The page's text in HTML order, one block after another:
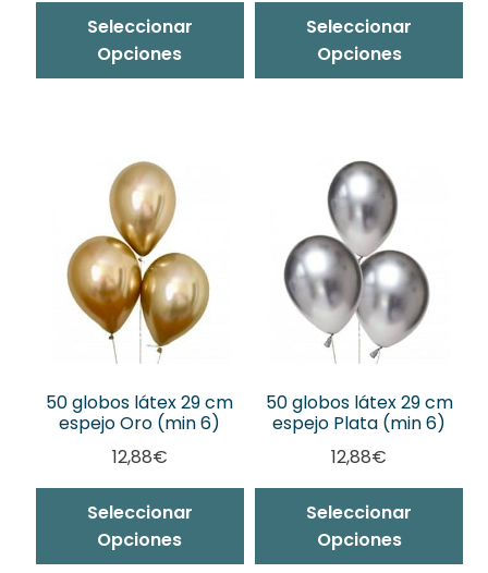
Seleccionar
Opciones
Seleccionar
Opciones
50 globos látex 29 cm
espejo Oro (min 6)
12,88€
Seleccionar
Opciones
50 globos látex 29 cm
espejo Plata (min 6)
12,88€
Seleccionar
Opciones